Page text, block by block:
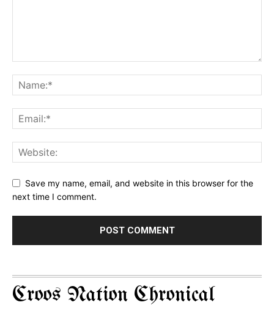
Save my name, email, and website in this browser for the
next time I comment.
Croos Nation Chronical